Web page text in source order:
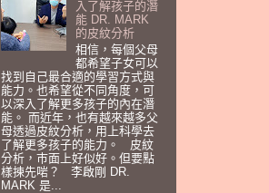
入了解孩子的潛
能 DR. MARK
的皮紋分析
相信，每個父母
都希望子女可以
找到自己最合適的學習方式與
能力。也希望從不同角度，可
以深入了解更多孩子的內在潛
能。 而近年，也有越來越多父
母透過皮紋分析，用上科學去
了解更多孩子的能力。 皮紋
分析，巿面上好似好。但要點
樣揀先啱？ 李啟剛 DR.
MARK 是...